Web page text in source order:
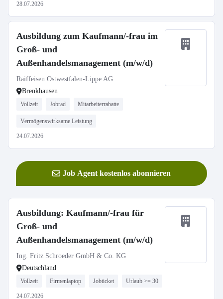
28.07.2026
Ausbildung zum Kaufmann/-frau im
Groß- und
Außenhandelsmanagement (m/w/d)
Raiffeisen Ostwestfalen-Lippe AG
Brenkhausen
Vollzeit Jobrad Mitarbeiterrabatte
Vermögenswirksame Leistung
24.07.2026
Job Agent kostenlos abonnieren
Ausbildung: Kaufmann/-frau für
Groß- und
Außenhandelsmanagement (m/w/d)
Ing. Fritz Schroeder GmbH & Co. KG
Deutschland
Vollzeit Firmenlaptop Jobticket Urlaub >= 30
24.07.2026